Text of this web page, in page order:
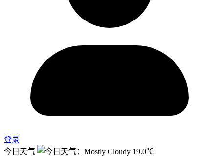
登录
今日天气
19.0℃